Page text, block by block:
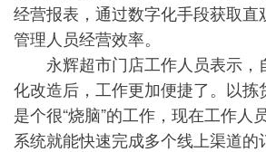
经营报表，通过数字化手段获取直
管理人员经营效率。
永辉超市门店工作人员表示，
化改造后，工作更加便捷了。以拣
是个很“烧脑”的工作，现在工作人
系统就能快速完成多个线上渠道的